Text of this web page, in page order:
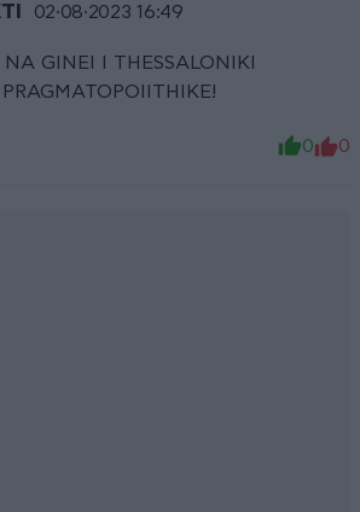
02·08·2023 16:49
GINEI I THESSALONIKI
0 0